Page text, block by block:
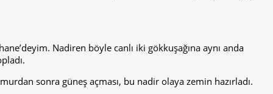
Nadiren böyle canlı iki gökkuşağına aynı anda
sonra güneş açması, bu nadir olaya zemin hazırladı.